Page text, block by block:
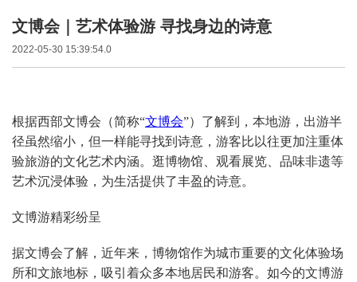
文博会｜艺术体验游 寻找身边的诗意
2022-05-30 15:39:54.0
根据西部文博会（简称“文博会”）了解到，本地游，出游半
径虽然缩小，但一样能寻找到诗意，游客比以往更加注重体
验旅游的文化艺术内涵。逛博物馆、观看展览、品味非遗等
艺术沉浸体验，为生活提供了丰盈的诗意。
文博游精彩纷呈
据文博会了解，近年来，博物馆作为城市重要的文化体验场
所和文旅地标，吸引着众多本地居民和游客。如今的文博游